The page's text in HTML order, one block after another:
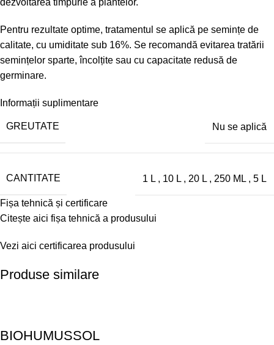
dezvoltarea timpurie a plantelor.
Pentru rezultate optime, tratamentul se aplică pe semințe de
calitate, cu umiditate sub 16%. Se recomandă evitarea tratării
semințelor sparte, încolțite sau cu capacitate redusă de
germinare.
Informații suplimentare
GREUTATE Nu se aplică
CANTITATE 1 L , 10 L , 20 L , 250 ML , 5 L
Fișa tehnică și certificare
Citește aici fișa tehnică a produsului
Vezi aici certificarea produsului
Produse similare
BIOHUMUSSOL